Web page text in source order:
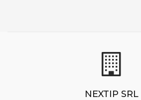
NEXTIP SRL